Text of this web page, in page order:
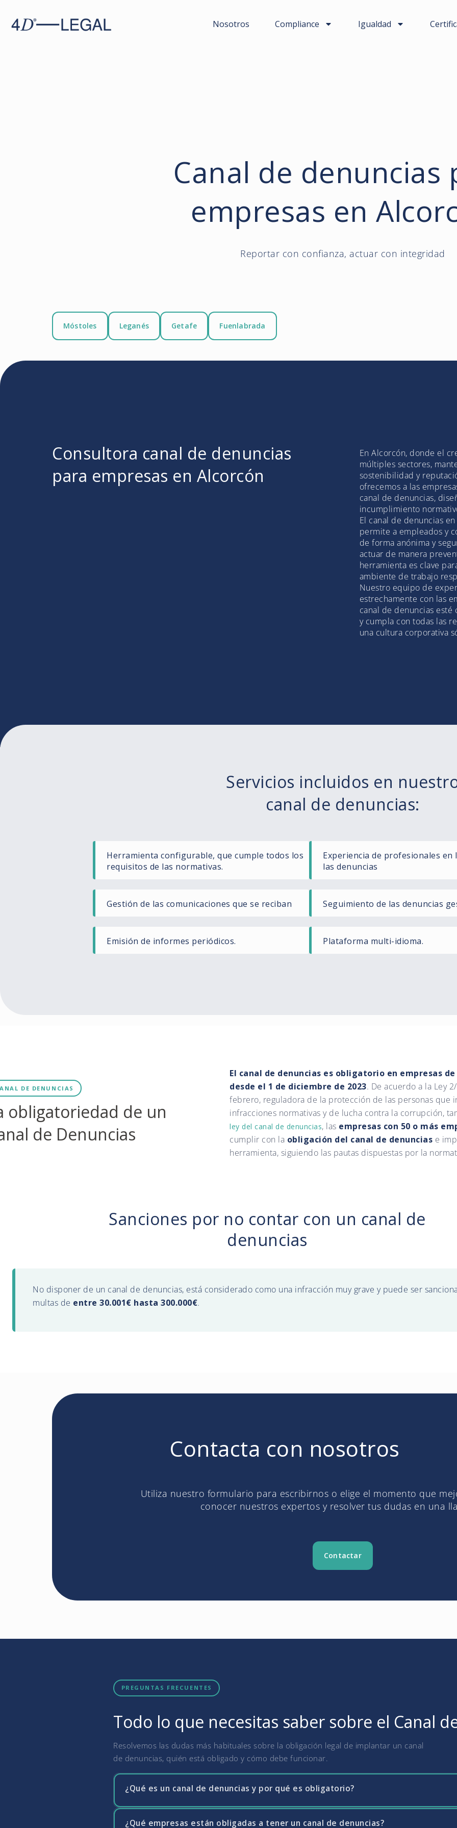
Nosotros Compliance Igualdad
Canal de denuncias
empresas en
Reportar con confianza, actuar con integridad
Móstoles Leganés Getafe Fuenlabrada
Consultora canal de denuncias
para empresas en Alcorcón
En Alcorcón, donde el
múltiples sectores,
sostenibilidad y
ofrecemos a las
canal de denuncias,
incumplimiento
El canal de denuncias
permite a empleados y
de forma anónima y
actuar de manera
herramienta es clave
ambiente de trabajo
Nuestro equipo de
estrechamente con las
canal de denuncias
y cumpla con todas las
una cultura corporativa
Servicios incluidos en
canal de denuncias:
Herramienta configurable, que cumple todos los
requisitos de las normativas.
Experiencia de profesionales en
las denuncias
Gestión de las comunicaciones que se reciban Seguimiento de las denuncias
Emisión de informes periódicos. Plataforma multi-idioma.
DE DENUNCIAS
obligatoriedad de un
de Denuncias
El canal de denuncias es obligatorio en empresas
desde el 1 de diciembre de 2023. De acuerdo a la Ley
febrero, reguladora de la protección de las personas que
infracciones normativas y de lucha contra la corrupción,
ley del canal de denuncias, las empresas con 50 o más
cumplir con la obligación del canal de denuncias e
herramienta, siguiendo las pautas dispuestas por la
Sanciones por no contar con un canal de
denuncias
No disponer de un canal de denuncias, está considerado como una infracción muy grave y puede ser
multas de entre 30.001€ hasta 300.000€.
Contacta con nosotros
Utiliza nuestro formulario para escribirnos o elige el momento que
conocer nuestros expertos y resolver tus dudas en una
Contactar
PREGUNTAS FRECUENTES
Todo lo que necesitas saber sobre el Canal
Resolvemos las dudas más habituales sobre la obligación legal de implantar un canal
de denuncias, quién está obligado y cómo debe funcionar.
¿Qué es un canal de denuncias y por qué es obligatorio?
El canal de denuncias es un sistema interno que permite a empleados, proveedores y otros
¿Qué empresas están obligadas a tener un canal de denuncias?